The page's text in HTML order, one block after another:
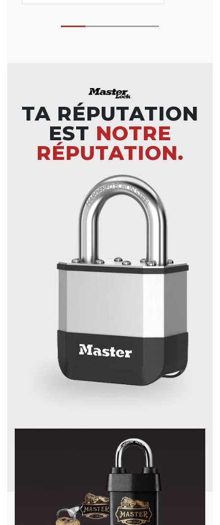
TA RÉPUTATION
EST NOTRE
RÉPUTATION.